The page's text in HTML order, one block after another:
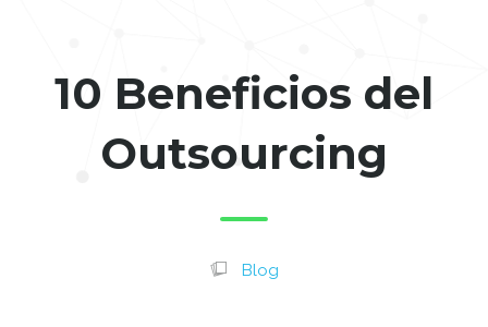
10 Beneficios del
Outsourcing
Blog